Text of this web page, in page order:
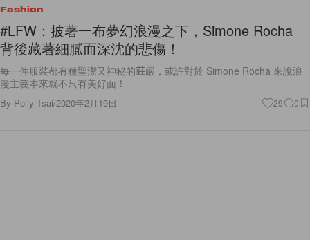
Fashion
#LFW：披著一布夢幻浪漫之下，Simone Rocha
背後藏著細膩而深沈的悲傷！
每一件服裝都有種聖潔又神秘的莊嚴，或許對於 Simone Rocha 來說浪
漫主義本來就不只有美好面！
By Polly Tsai/2020年2月19日 29 0